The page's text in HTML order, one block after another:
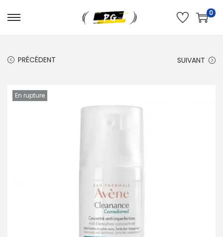
0
PRÉCÉDENT SUIVANT
En rupture